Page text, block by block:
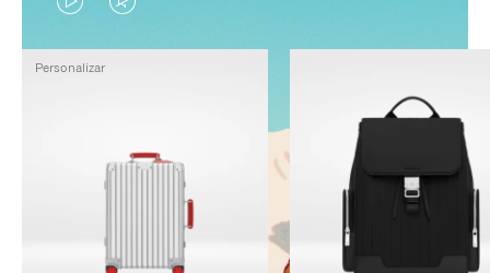
EL
VÍDEO
PAUSADO,
PARA
EL
SONIDO
ESTÁ
DESACTIVADO:
PULSE
Personalizar